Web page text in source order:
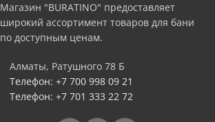
Магазин "BURATINO" предоставляет
широкий ассортимент товаров для бани
по доступным ценам.
Алматы, Ратушного 78 Б
Телефон: +7 700 998 09 21
Телефон: +7 701 333 22 72